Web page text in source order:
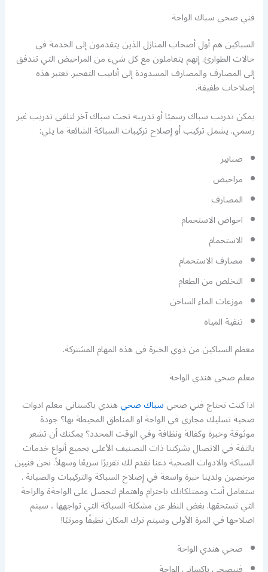
فني صحي سباك الواحة
السباكين هم أول أصحاب المنازل الذين يتقدمون إلى الخدمة في
حالات الطوارئ. إنهم يتعاملون مع كل شيء من المراحيض التي تتدفق
إلى المصارف والمصارف المسدودة إلى أنابيب التفجير. تعتبر هذه
إصلاحات طفيفة.
يمكن تدريب سباك رسميًا أو تدريبه تحت سباك آخر لتلقي تدريب غير
رسمي. يشمل تركيب أو إصلاح تركيبات السباكة الشائعة ما يلي:
صنابير
مراحيض
المصارف
احواض الاستحمام
الاستحمام
مصارف الاستحمام
التخلص من الطعام
موزعات الماء الساخن
تنقية المياه
معظم السباكين من ذوي الخبرة في هذه المهام المشتركة.
معلم صحي هندي الواحة
اذا كنت تحتاج فني صحيسباك صحيهندي باكستاني معلم ادوات
صحية تسليك مجاري في الواحة او المناطق المحيطة بها؟ جودة
موثوقة وخبرة وكفالة ونظافة وفي الوقت المحدد؟ يمكنك أن تشعر
بالثقة في الاتصال بشركتنا ذات التصنيف الأعلى بجميع أنواع خدمات
السباكة والادوات الصحية دعنا نقدم لك تقريرًا سريعًا وسهلاً. نحن فنيين
مرخصين ولدينا خبرة واسعة في إصلاح السباكة والتركيبات والصيانة .
ستعامل أنت وممتلكاتك باحترام واهتمام لتحصل على الواحةة والراحة
التي تستحقها. بغض النظر عن مشكلة السباكة التي تواجهها ، سيتم
اصلاحها في المرة الأولى وسيتم ترك المكان نظيفًا ومرتبًا!
صحي هندي الواحة